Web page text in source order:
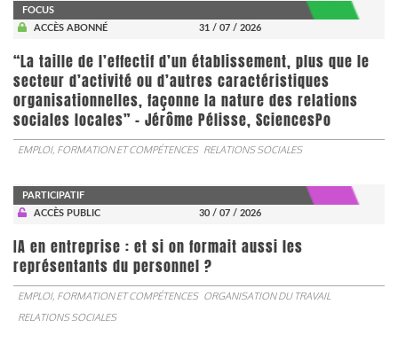
FOCUS
ACCÈS ABONNÉ
31 / 07 / 2026
“La taille de l’effectif d’un établissement, plus que le
secteur d’activité ou d’autres caractéristiques
organisationnelles, façonne la nature des relations
sociales locales” - Jérôme Pélisse, SciencesPo
EMPLOI, FORMATION ET COMPÉTENCES RELATIONS SOCIALES
PARTICIPATIF
ACCÈS PUBLIC
30 / 07 / 2026
IA en entreprise : et si on formait aussi les
représentants du personnel ?
EMPLOI, FORMATION ET COMPÉTENCES ORGANISATION DU TRAVAIL
RELATIONS SOCIALES